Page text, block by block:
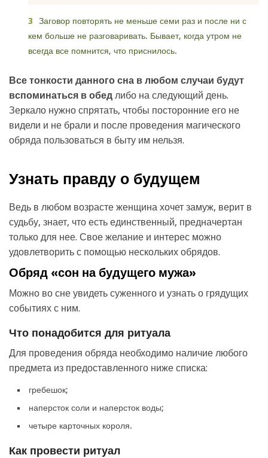
Заговор повторять не меньше семи раз и после ни с
кем больше не разговаривать. Бывает, когда утром не
всегда все помнится, что приснилось.
Все тонкости данного сна в любом случаи будут
вспоминаться в обед либо на следующий день.
Зеркало нужно спрятать, чтобы посторонние его не
видели и не брали и после проведения магического
обряда пользоваться в быту им нельзя.
Узнать правду о будущем
Ведь в любом возрасте женщина хочет замуж, верит в
судьбу, знает, что есть единственный, предначертан
только для нее. Свое желание и интерес можно
удовлетворить с помощью нескольких обрядов.
Обряд «сон на будущего мужа»
Можно во сне увидеть суженного и узнать о грядущих
событиях с ним.
Что понадобится для ритуала
Для проведения обряда необходимо наличие любого
предмета из предоставленного ниже списка:
гребешок;
наперсток соли и наперсток воды;
четыре карточных короля.
Как провести ритуал